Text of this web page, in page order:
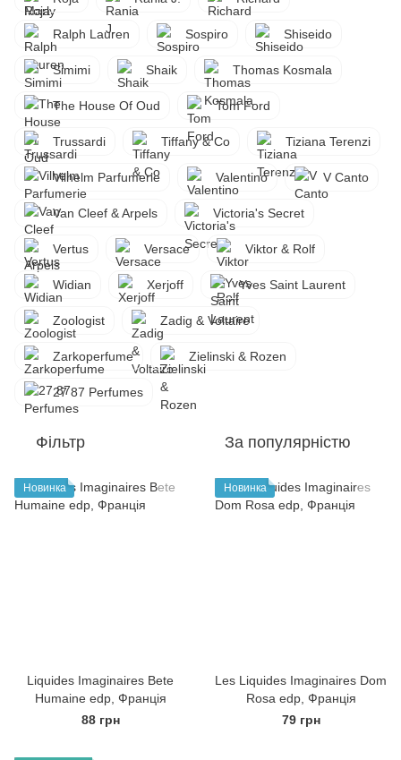
Ralph Lauren Sospiro Shiseido
Simimi Shaik Thomas Kosmala
The House Of Oud Tom Ford
Trussardi Tiffany & Co Tiziana Terenzi
Vilhelm Parfumerie Valentino V Canto
Van Cleef & Arpels Victoria's Secret
Vertus Versace Viktor & Rolf
Widian Xerjoff Yves Saint Laurent
Zoologist Zadig & Voltaire
Zarkoperfume Zielinski & Rozen
27 87 Perfumes
Фільтр За популярністю
Новинка
Liquides Imaginaires Bete
Humaine edp, Франція
88 грн
Новинка
Les Liquides Imaginaires Dom
Rosa edp, Франція
79 грн